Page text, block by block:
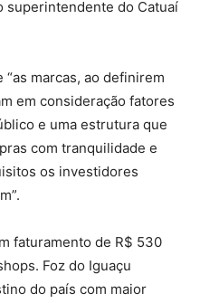
superintendente do Catuaí
marcas, ao definirem
em consideração fatores
e uma estrutura que
com tranquilidade e
os investidores
faturamento de R$ 530
Foz do Iguaçu
do país com maior